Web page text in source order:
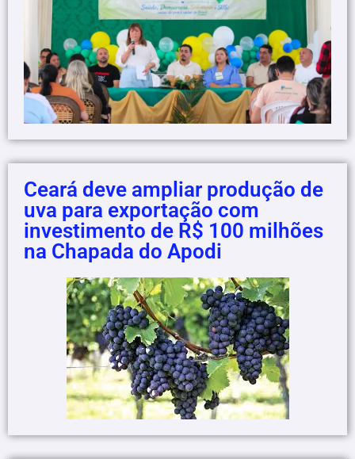
Ceará deve ampliar produção de
uva para exportação com
investimento de R$ 100 milhões
na Chapada do Apodi